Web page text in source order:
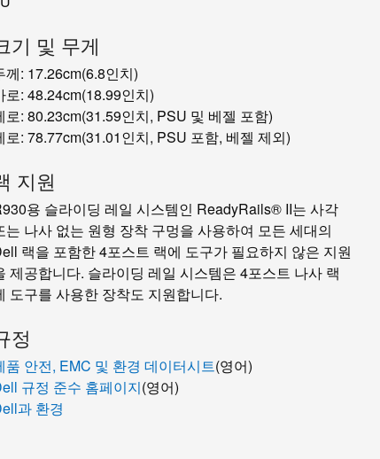
기 및 무게
께: 17.26cm(6.8인치)
로: 48.24cm(18.99인치)
로: 80.23cm(31.59인치, PSU 및 베젤 포함)
로: 78.77cm(31.01인치, PSU 포함, 베젤 제외)
지원
용 슬라이딩 레일 시스템인 ReadyRails® II는 사각
는 나사 없는 원형 장착 구멍을 사용하여 모든 세대의
랙을 포함한 4포스트 랙에 도구가 필요하지 않은 지원
제공합니다. 슬라이딩 레일 시스템은 4포스트 나사 랙
도구를 사용한 장착도 지원합니다.
정
품 안전, EMC 및 환경 데이터시트(영어)
규정 준수 홈페이지(영어)
과 환경